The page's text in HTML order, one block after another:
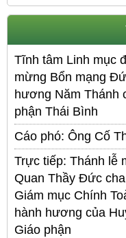
Tĩnh tâm Linh mục
mừng Bổn mạng
hương Năm Thánh
phận Thái Bình
Cáo phó: Ông Cố
Trực tiếp: Thánh lễ
Quan Thầy Đức
Giám mục Chính
hành hương của
Giáo phận